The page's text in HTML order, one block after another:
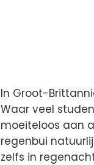
In Groot-
Waar veel
moeiteloos aan
regenbui
zelfs in